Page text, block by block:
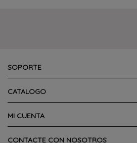
SOPORTE
CATALOGO
MI CUENTA
CONTACTE CON NOSOTROS